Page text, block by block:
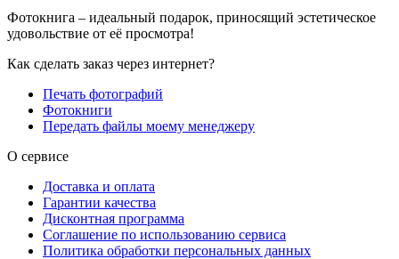
Фотокнига – идеальный подарок, приносящий эстетическое
удовольствие от её просмотра!
Как сделать заказ через интернет?
Печать фотографий
Фотокниги
Передать файлы моему менеджеру
О сервисе
Доставка и оплата
Гарантии качества
Дисконтная программа
Соглашение по использованию сервиса
Политика обработки персональных данных